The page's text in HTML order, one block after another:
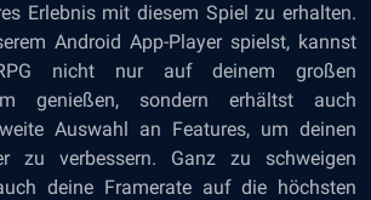
Erlebnis mit diesem Spiel zu erhalten.
Android App-Player spielst, kannst
nicht nur auf deinem großen
genießen, sondern erhältst auch
Auswahl an Features, um deinen
zu verbessern. Ganz zu schweigen
deine Framerate auf die höchsten